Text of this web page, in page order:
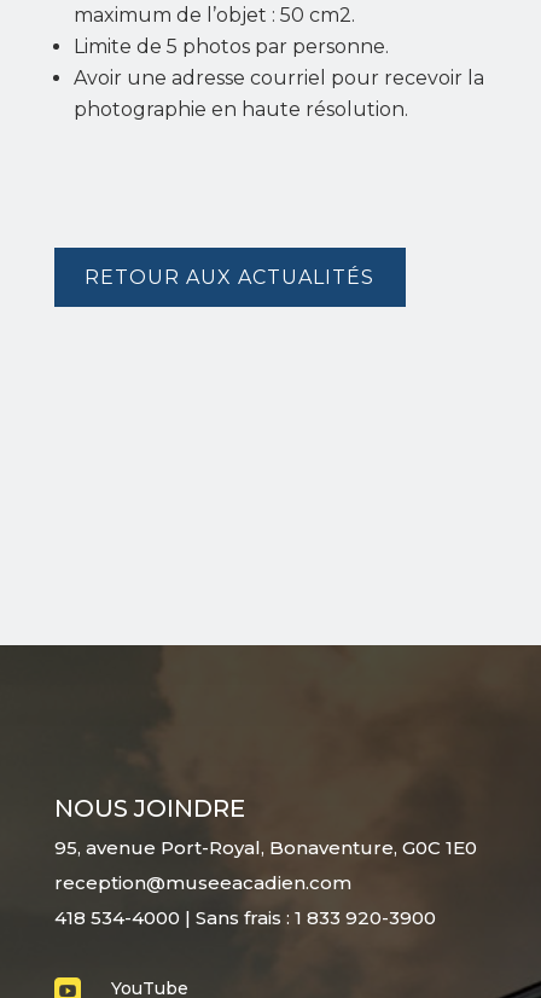
maximum de l’objet : 50 cm2.
Limite de 5 photos par personne.
Avoir une adresse courriel pour recevoir la
photographie en haute résolution.
RETOUR AUX ACTUALITÉS
NOUS JOINDRE
95, avenue Port-Royal, Bonaventure, G0C 1E0
reception@museeacadien.com
418 534-4000 | Sans frais : 1 833 920-3900
 YouTube